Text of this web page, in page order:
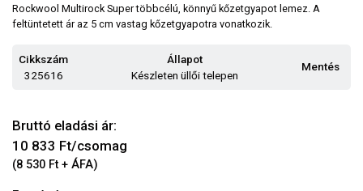
Rockwool Multirock Super többcélú, könnyű kőzetgyapot lemez. A
feltüntetett ár az 5 cm vastag kőzetgyapotra vonatkozik.
Cikkszám
325616
Állapot
Készleten üllői telepen
Mentés
Bruttó eladási ár:
10 833 Ft/csomag
(8 530 Ft + ÁFA)